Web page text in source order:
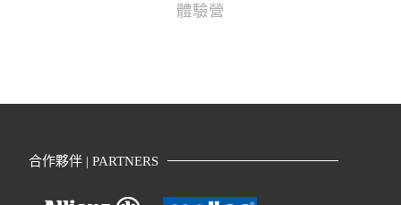
體驗營
合作夥伴 | PARTNERS